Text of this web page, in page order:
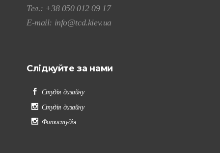
Тел.: +38 050 012 09 17
E-mail: info@tcd.kiev.ua
Слідкуйте за нами
Студія дизайну
Студія дизайну
Фотостудія